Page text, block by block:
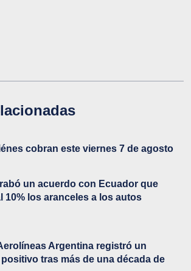
cobran este viernes 7 de agosto
un acuerdo con Ecuador que
10% los aranceles a los autos
Argentina registró un
tras más de una década de